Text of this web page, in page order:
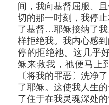
间，我向基督屈服、
切的那一时刻，我停
了基督…耶稣接纳了
样拒绝我。我内心感
停的拒绝祂。这几乎
稣来救我，祂便马上
〔将我的罪恶〕洗净
了耶稣。这使我人生
了住于在我灵魂深处